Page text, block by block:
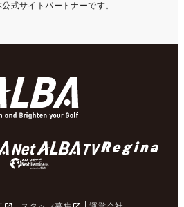
式サイトパートナーです。